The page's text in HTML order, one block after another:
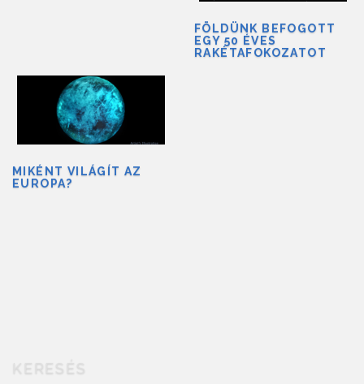
FÖLDÜNK BEFOGOTT
EGY 50 ÉVES
RAKÉTAFOKOZATOT
MIKÉNT VILÁGÍT AZ
EUROPA?
KERESÉS